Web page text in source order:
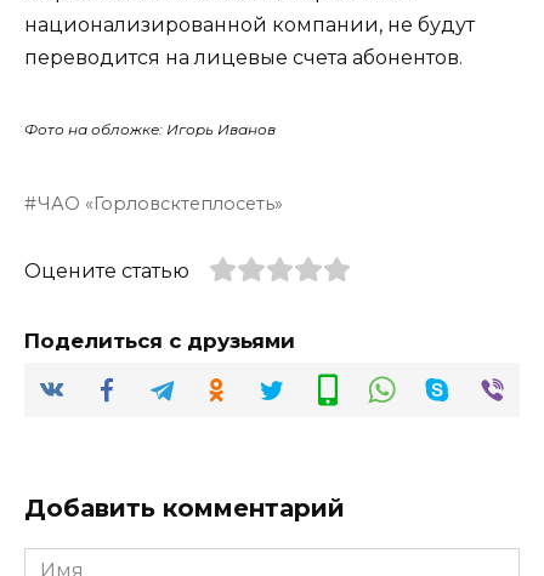
национализированной компании, не будут
переводится на лицевые счета абонентов.
Фото на обложке: Игорь Иванов
ЧАО «Горловсктеплосеть»
Оцените статью
Поделиться с друзьями
Добавить комментарий
Имя